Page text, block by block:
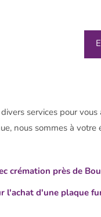
services pour
nous sommes à
crémation près de
l'achat d'une plaque